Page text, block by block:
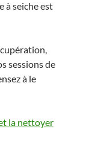
à seiche est
sessions de
à le
la nettoyer